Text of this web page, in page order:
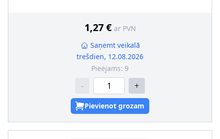
ar putekļu aizsargmaliņu
1,27 € ar PVN
Saņemt veikalā
trešdien, 12.08.2026
Pieejams: 9
- +
Pievienot grozam